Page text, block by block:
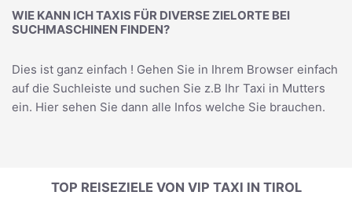
WIE KANN ICH TAXIS FÜR DIVERSE ZIELORTE BEI
SUCHMASCHINEN FINDEN?
Dies ist ganz einfach ! Gehen Sie in Ihrem Browser einfach
auf die Suchleiste und suchen Sie z.B Ihr Taxi in Mutters
ein. Hier sehen Sie dann alle Infos welche Sie brauchen.
TOP REISEZIELE VON VIP TAXI IN TIROL